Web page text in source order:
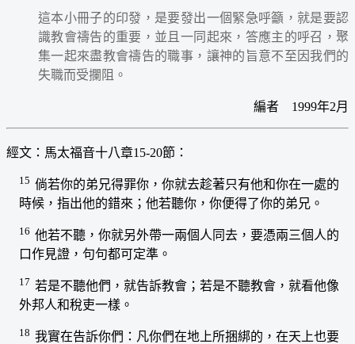
這本小冊子的印發，是要發出一個緊急呼籲，就是要認
識教會禱告的重要，並且一同起來，答應主的呼召，聚
集一起來盡教會禱告的職事，讓神的旨意不至因我們的
失職而受攔阻。
編者 1999年2月
經文：馬太福音十八章15-20節：
15 倘若你的弟兄得罪你，你就去趁著只有他和你在一處的
時候，指出他的錯來；他若聽你，你便得了你的弟兄。
16 他若不聽，你就另外帶一兩個人同去，要憑兩三個人的
口作見證，句句都可定準。
17 若是不聽他們，就告訴教會；若是不聽教會，就看他像
外邦人和稅吏一樣。
18 我實在告訴你們：凡你們在地上所捆綁的，在天上也要